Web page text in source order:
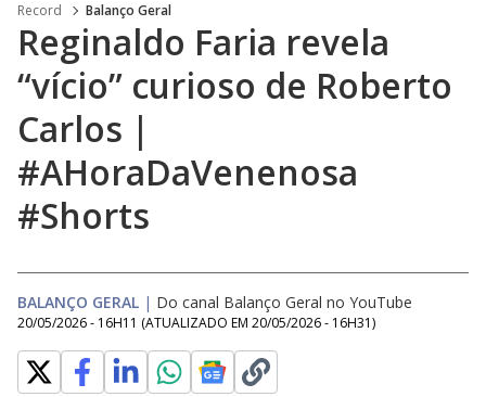
Record Balanço Geral
Reginaldo Faria revela
“vício” curioso de Roberto
Carlos |
#AHoraDaVenenosa
#Shorts
BALANÇO GERAL | Do canal Balanço Geral no YouTube
20/05/2026 - 16H11 (ATUALIZADO EM 20/05/2026 - 16H31)